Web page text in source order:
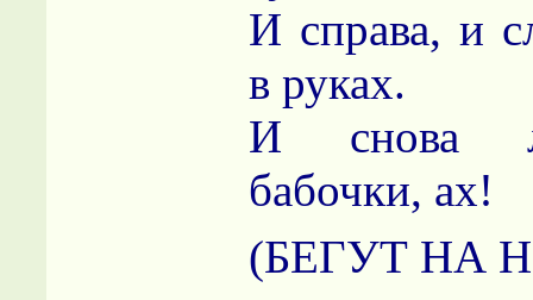
И справа, и
в руках.
И снова
бабочки, ах!
(БЕГУТ НА